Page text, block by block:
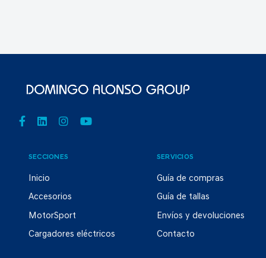
SECCIONES
Inicio
Accesorios
MotorSport
Cargadores eléctricos
SERVICIOS
Guía de compras
Guía de tallas
Envíos y devoluciones
Contacto